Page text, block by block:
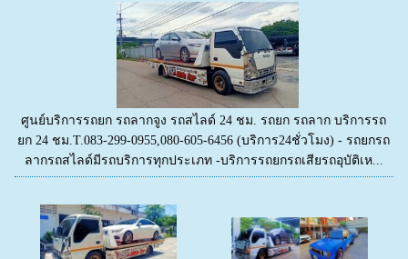
ศูนย์บริการรถยก รถลากจูง รถสไลด์ 24 ชม. รถยก รถลาก บริการรถ
ยก 24 ชม.T.083-299-0955,080-605-6456 (บริการ24ชั่วโมง) - รถยกรถ
ลากรถสไลด์มีรถบริการทุกประเภท -บริการรถยกรถเสียรถอุบัติเห...